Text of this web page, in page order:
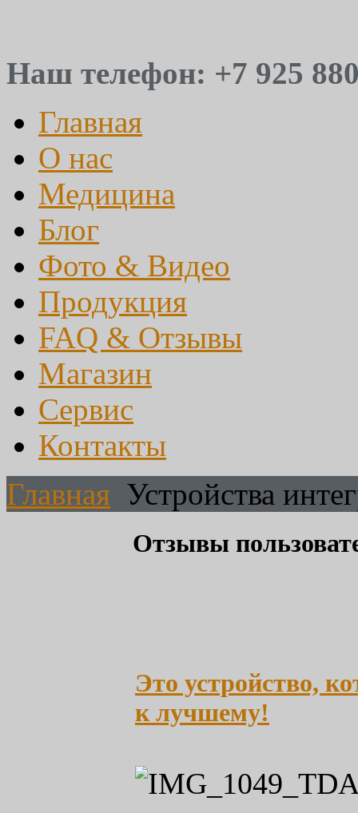
Наш телефон: +7 925
Главная
О нас
Медицина
Блог
Фото & Видео
Продукция
FAQ & Отзывы
Магазин
Сервис
Контакты
Главная Устройства
Отзывы
Это устройство,
к лучшему!